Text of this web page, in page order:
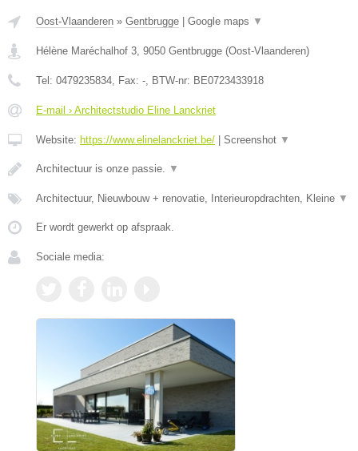
Oost-Vlaanderen » Gentbrugge Google maps ▼
Hélène Maréchalhof 3, 9050 Gentbrugge (Oost-Vlaanderen)
Tel: 0479235834, Fax: -, BTW-nr: BE0723433918
E-mail › Architectstudio Eline Lanckriet
Website: https://www.elinelanckriet.be/ Screenshot ▼
Architectuur is onze passie. ▼
Architectuur, Nieuwbouw + renovatie, Interieuropdrachten, Kleine ▼
Er wordt gewerkt op afspraak.
Sociale media: